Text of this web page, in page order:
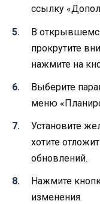
ссылку
В
прокрутите
нажмите на
Выберите
меню
Установите
хотите
обновлений.
Нажмите
изменения.